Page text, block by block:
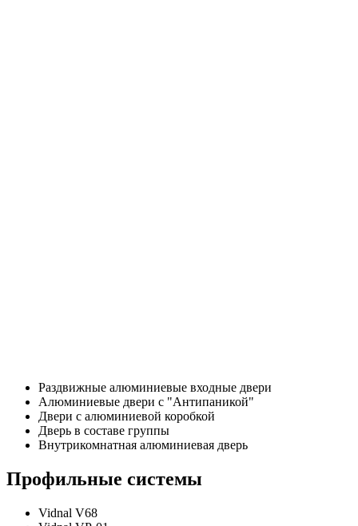
Раздвижные алюминиевые входные двери
Алюминиевые двери с "Антипаникой"
Двери с алюминиевой коробкой
Дверь в составе группы
Внутрикомнатная алюминиевая дверь
Профильные системы
Vidnal V68